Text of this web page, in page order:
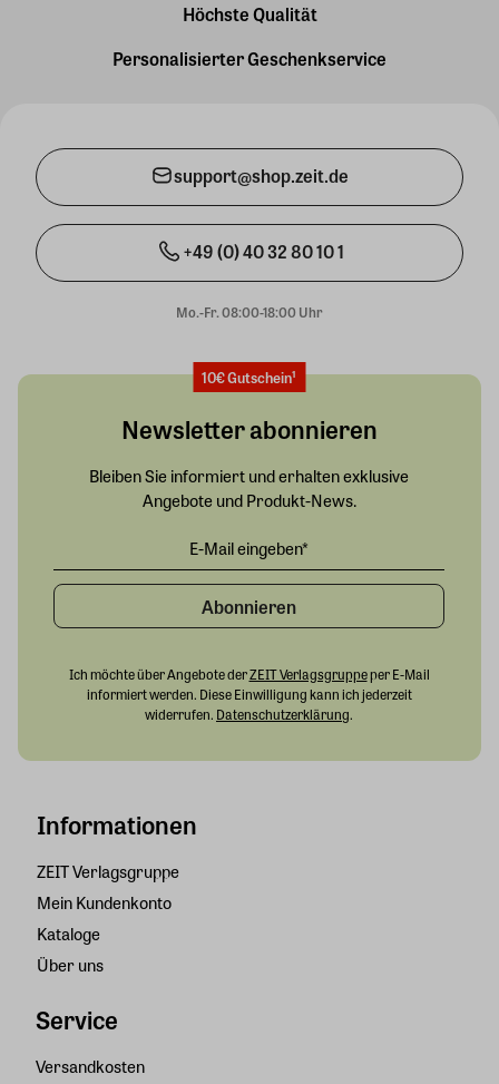
Höchste Qualität
Personalisierter Geschenkservice
support@shop.zeit.de
+49 (0) 40 32 80 10 1
Mo.-Fr. 08:00-18:00 Uhr
Informationen
ZEIT Verlagsgruppe
Mein Kundenkonto
Kataloge
Über uns
Service
Versandkosten
10€ Gutschein¹
Newsletter abonnieren
Bleiben Sie informiert und erhalten exklusive
Angebote und Produkt-News.
Abonnieren
Ich möchte über Angebote derZEIT Verlagsgruppeper E-Mail
informiert werden. Diese Einwilligung kann ich jederzeit
widerrufen. Datenschutzerklärung.